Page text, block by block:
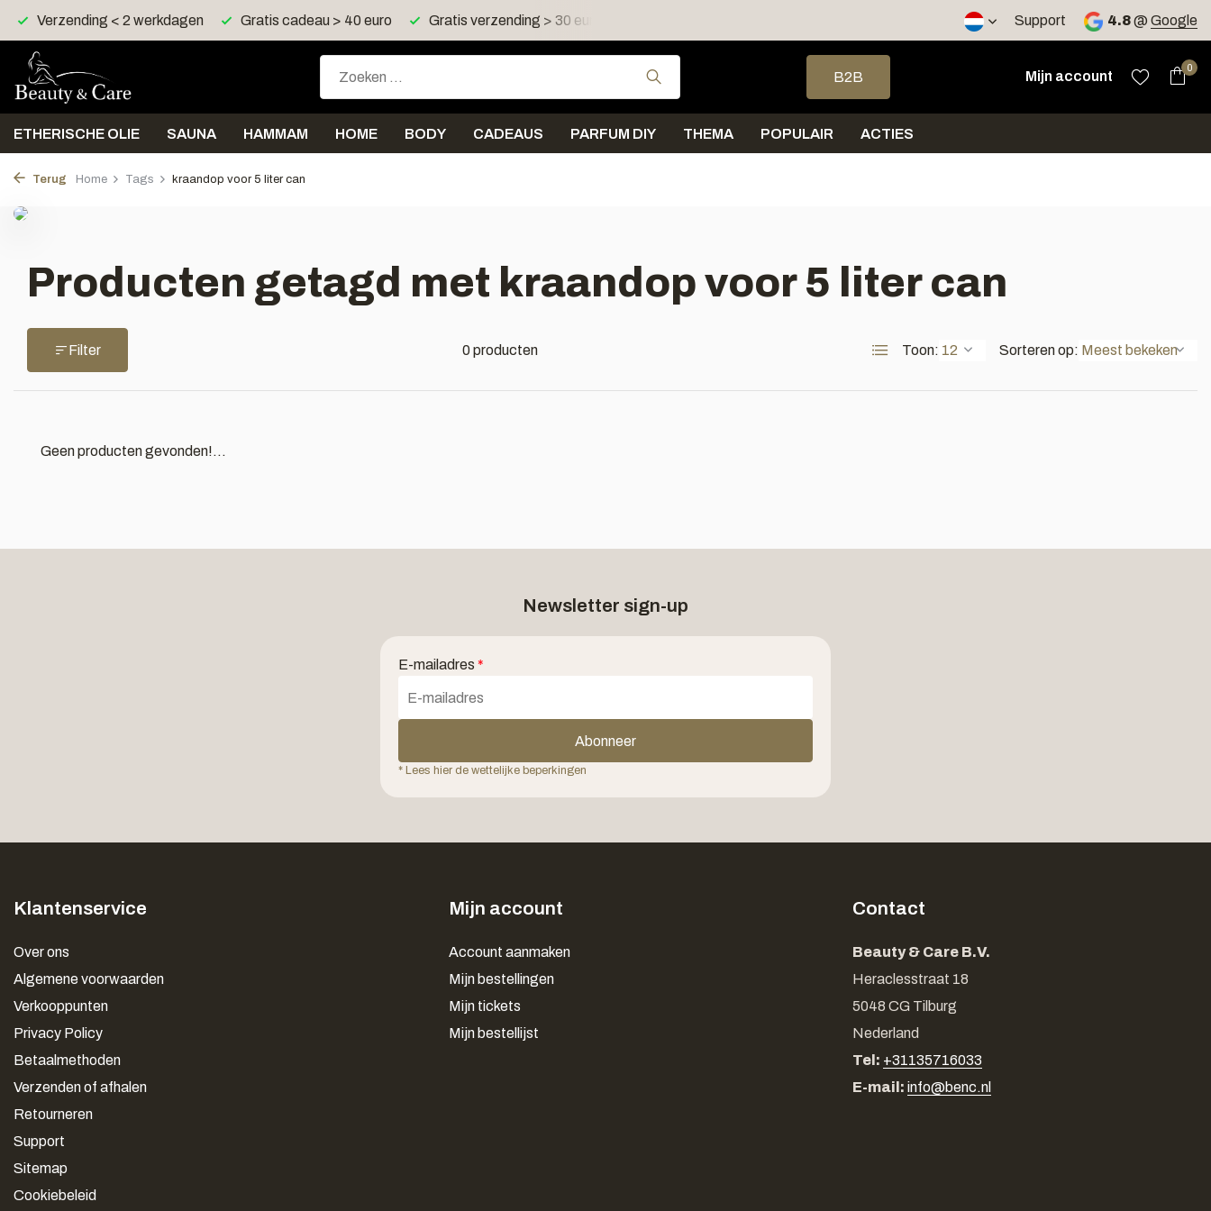
Verzending < 2 werkdagen Gratis cadeau > 40 euro Gratis verzending > 30 euro in NL en BE Support 4.8@ Google
Gebruik de pijltjes op en neer om een beschikbaar resultaat te selecteren. Druk
B2B
Mijn account
0
ETHERISCHE OLIE SAUNA HAMMAM HOME BODY CADEAUS PARFUM DIY THEMA POPULAIR ACTIES
Terug Home Tags kraandop voor 5 liter can
Producten getagd met kraandop voor 5 liter can
Filter 0 producten Toon: Sorteren op:
Geen producten gevonden!...
Newsletter sign-up
E-mailadres *
Abonneer
* Lees hier de wettelijke beperkingen
Klantenservice
Over ons
Algemene voorwaarden
Verkooppunten
Privacy Policy
Betaalmethoden
Verzenden of afhalen
Retourneren
Support
Sitemap
Cookiebeleid
Mijn account
Account aanmaken
Mijn bestellingen
Mijn tickets
Mijn bestellijst
Contact
Beauty & Care B.V.
Heraclesstraat 18
5048 CG Tilburg
Nederland
Tel: +31135716033
E-mail: info@benc.nl